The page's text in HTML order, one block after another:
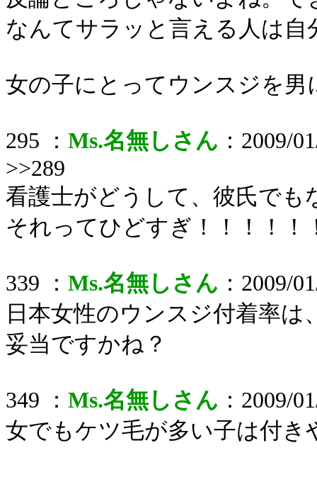
なんてサラッと言える人は
女の子にとってウンスジを
295 ： Ms.名無しさん ：2009/
>>289
看護士がどうして、彼氏で
それってひどすぎ！！！！！
339 ： Ms.名無しさん ：2009/
日本女性のウンスジ付着率
妥当ですかね？
349 ： Ms.名無しさん ：2009/
女でもケツ毛が多い子は付き